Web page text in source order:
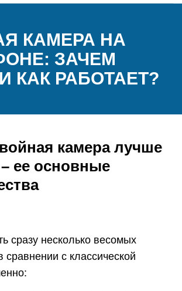
КАМЕРА НА
ЗАЧЕМ
КАК РАБОТАЕТ?
камера лучше
ее основные
сразу несколько весомых
с классической